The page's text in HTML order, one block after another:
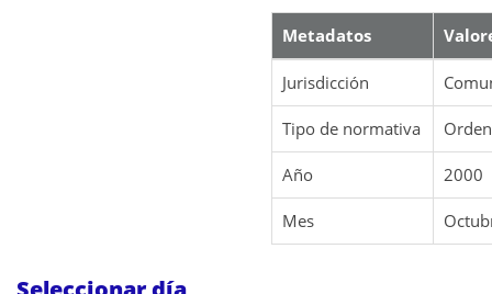
Metadatos
Jurisdicción
Tipo de normativa Orden
Año 2000
Mes